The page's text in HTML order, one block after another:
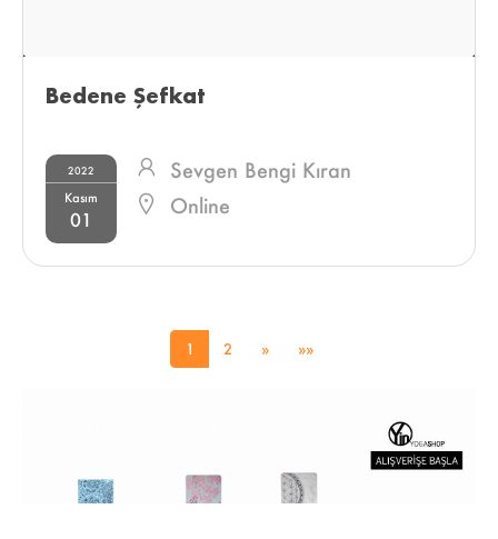
Bedene Şefkat
2022
Kasım
01
Sevgen Bengi Kıran
Online
1 2 » »»